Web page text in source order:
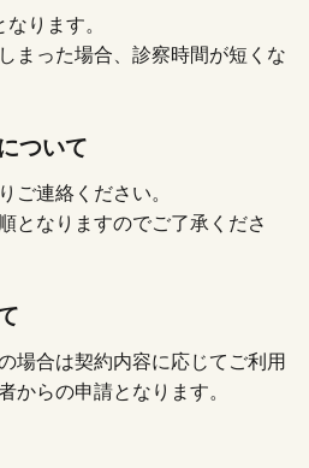
ります。
まった場合、診察時間が短くな
ついて
ご連絡ください。
となりますのでご了承くださ
場合は契約内容に応じてご利用
からの申請となります。